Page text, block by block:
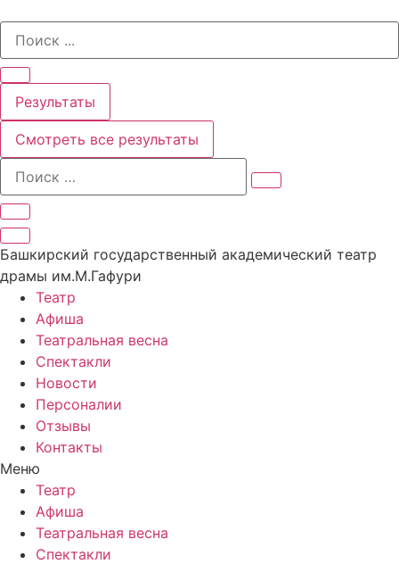
содержимому
Search
Результаты
Смотреть все результаты
Башкирский государственный академический театр
драмы им.М.Гафури
Театр
Афиша
Театральная весна
Спектакли
Новости
Персоналии
Отзывы
Контакты
Меню
Театр
Афиша
Театральная весна
Спектакли